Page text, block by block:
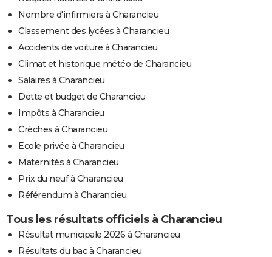
Nombre d'infirmiers à Charancieu
Classement des lycées à Charancieu
Accidents de voiture à Charancieu
Climat et historique météo de Charancieu
Salaires à Charancieu
Dette et budget de Charancieu
Impôts à Charancieu
Crèches à Charancieu
Ecole privée à Charancieu
Maternités à Charancieu
Prix du neuf à Charancieu
Référendum à Charancieu
Tous les résultats officiels à Charancieu
Résultat municipale 2026 à Charancieu
Résultats du bac à Charancieu